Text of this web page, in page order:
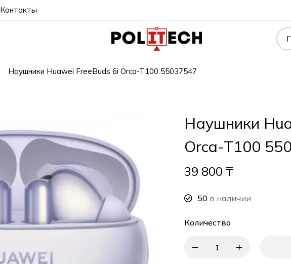
Контакты
Наушники Huawei FreeBuds 6i Orca-T100 55037547
Наушники
Orca-T100
39 800 ₸
50 в наличии
Количество